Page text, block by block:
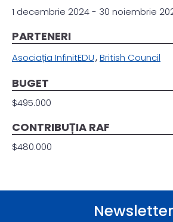
1 decembrie 2024 - 30 noiembrie
PARTENERI
Asociația InfinitEDU British Council
BUGET
$495.000
CONTRIBUȚIA RAF
$480.000
Newsletter